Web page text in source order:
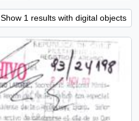
Show 1 results with digital objects